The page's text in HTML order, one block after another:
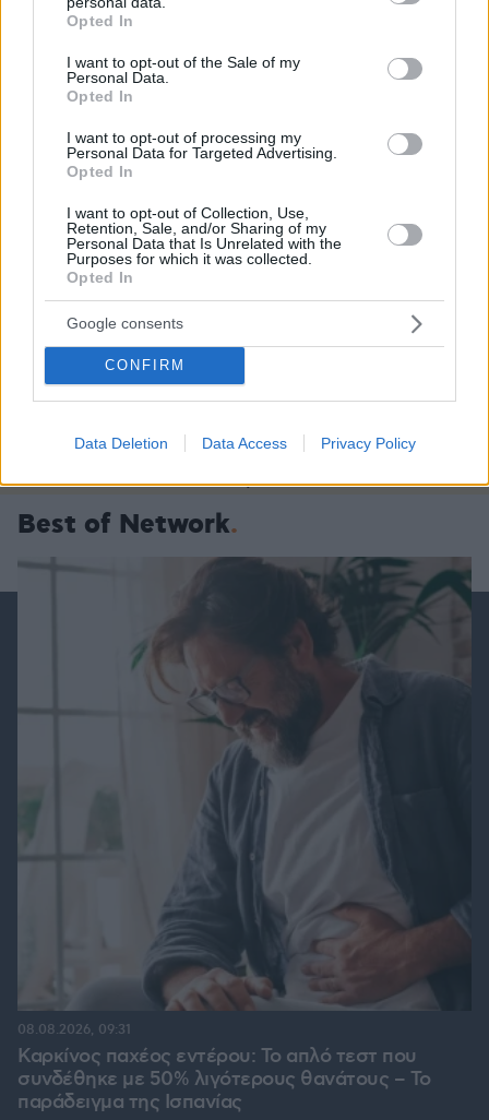
grant or deny consent to Google and its third-party tags to
use your data for below specified purposes in below Google
consent section.
Opted In
I want to opt-out of the Sale of my
Personal Data.
Opted In
I want to opt-out of processing my
Personal Data for Targeted Advertising.
Opted In
I want to opt-out of Collection, Use,
Retention, Sale, and/or Sharing of my
Personal Data that Is Unrelated with the
Purposes for which it was collected.
Opted In
Google consents
CONFIRM
Data Deletion Data Access Privacy Policy
Ο Οδυσσέας ταξίδευε με πλοίο των
Βίκινγκς; Η επιλογή του Νόλαν και η
08.08.2026, 10:27
Games
Northern Heights Candy
ΔΕΙΤΕ ΟΛΑ ΤΑ GAMES
Best of Network
Καρκίνος παχέος εντέρου: Το απλό τεστ που
συνδέθηκε με 50% λιγότερους θανάτους – Το
παράδειγμα της Ισπανίας
08.08.2026, 09:31